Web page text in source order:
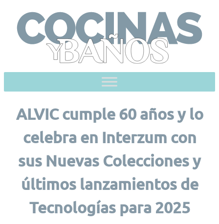
content
ALVIC cumple 60 años y lo
celebra en Interzum con
sus Nuevas Colecciones y
últimos lanzamientos de
Tecnologías para 2025